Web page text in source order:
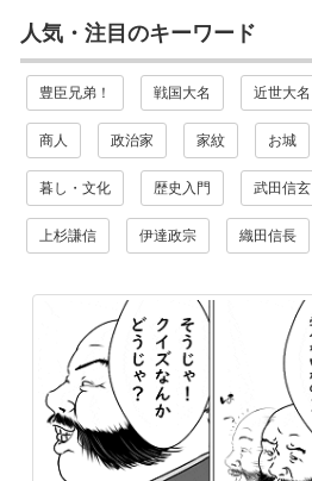
人気・注目のキーワード
豊臣兄弟！ 戦国大名 近世大名
商人 政治家 家紋 お城
暮し・文化 歴史入門 武田信玄
上杉謙信 伊達政宗 織田信長